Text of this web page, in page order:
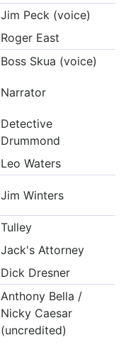
Jim Peck (voice)
Roger East
Boss Skua (voice)
Narrator
Detective
Drummond
Leo Waters
Jim Winters
Tulley
Jack's Attorney
Dick Dresner
Anthony Bella /
Nicky Caesar
(uncredited)